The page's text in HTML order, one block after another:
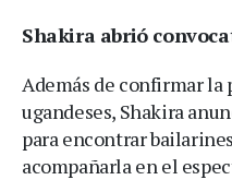
Shakira abrió
Además de confirmar la
ugandeses, Shakira
para encontrar
acompañarla en el